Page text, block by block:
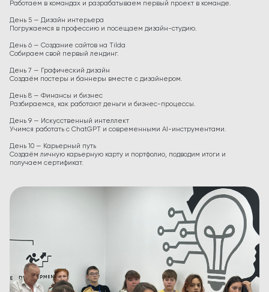
Работаем в командах и разрабатываем первый проект в команде.
День 5 — Дизайн интерьера
Погружаемся в профессию и посещаем дизайн-студию.
День 6 — Создание сайтов на Tilda
Собираем свой первый лендинг.
День 7 — Графический дизайн
Создаём постеры и баннеры вместе с дизайнером.
День 8 — Финансы и бизнес
Разбираемся, как работают деньги и бизнес-процессы.
День 9 — Искусственный интеллект
Учимся работать с ChatGPT и современными AI-инструментами.
День 10 — Карьерный путь
Создаём личную карьерную карту и портфолио, подводим итоги и
получаем сертификат.